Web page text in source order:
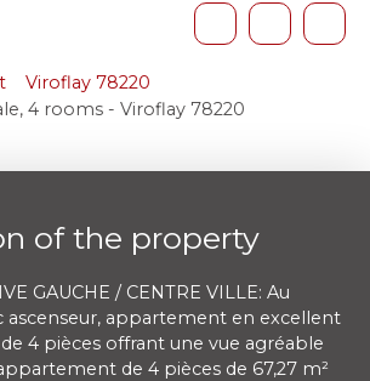
Viroflay 78220
4 rooms - Viroflay 78220
of the property
GAUCHE / CENTRE VILLE: Au
ascenseur, appartement en excellent
4 pièces offrant une vue agréable
de 4 pièces de 67,27 m²